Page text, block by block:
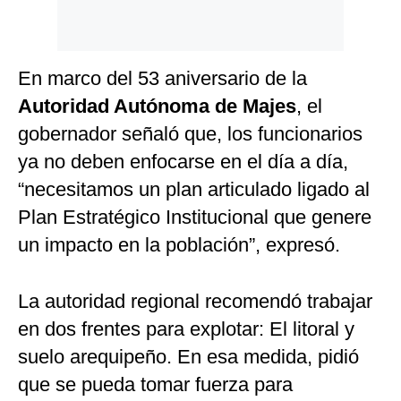
En marco del 53 aniversario de la
Autoridad Autónoma de Majes, el
gobernador señaló que, los funcionarios
ya no deben enfocarse en el día a día,
“necesitamos un plan articulado ligado al
Plan Estratégico Institucional que genere
un impacto en la población”, expresó.
La autoridad regional recomendó trabajar
en dos frentes para explotar: El litoral y
suelo arequipeño. En esa medida, pidió
que se pueda tomar fuerza para